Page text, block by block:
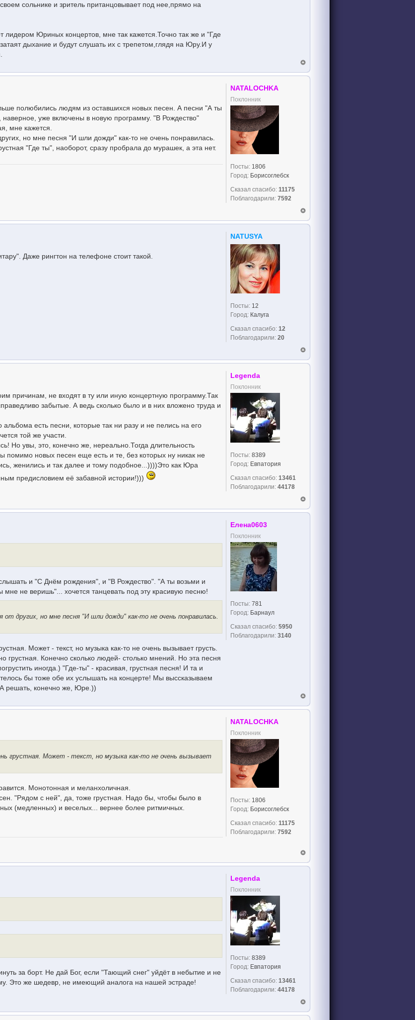
сольнике и зритель пританцовывает под нее,прямо на
Юриных концертов, мне так кажется.Точно так же и "Где
дыхание и будут слушать их с трепетом,глядя на Юру.И у
полюбились людям из оставшихся новых песен. А песни "А ты
уже включены в новую программу. "В Рождество"
мне кажется.
но мне песня "И шли дожди" как-то не очень понравилась.
"Где ты", наоборот, сразу пробрала до мурашек, а эта нет.
NATALOCHKA
Поклонник
Посты: 1806
Город: Борисоглебск
Сказал спасибо: 11175
Поблагодарили: 7592
Даже рингтон на телефоне стоит такой.
NATUSYA
Посты: 12
Город: Калуга
Сказал спасибо: 12
Поблагодарили: 20
причинам, не входят в ту или иную концертную программу.Так
забытые. А ведь сколько было и в них вложено труда и
есть песни, которые так ни разу и не пелись на его
той же участи.
Но увы, это, конечно же, нереально.Тогда длительность
помимо новых песен еще есть и те, без которых ну никак не
женились и так далее и тому подобное...))))Это как Юра
предисловием её забавной истории!)))
Legenda
Поклонник
Посты: 8389
Город: Евпатория
Сказал спасибо: 13461
Поблагодарили: 44178
и "С Днём рождения", и "В Рождество". "А ты возьми и
мне не веришь"... хочется танцевать под эту красивую песню!
других, но мне песня "И шли дожди" как-то не очень понравилась.
Может - текст, но музыка как-то не очень вызывает грусть.
грустная. Конечно сколько людей- столько мнений. Но эта песня
иногда.) "Где-ты" - красивая, грустная песня! И та и
бы тоже обе их услышать на концерте! Мы выссказываем
решать, конечно же, Юре.))
Елена0603
Поклонник
Посты: 781
Город: Барнаул
Сказал спасибо: 5950
Поблагодарили: 3140
грустная. Может - текст, но музыка как-то не очень вызывает
Монотонная и меланхоличная.
"Рядом с ней", да, тоже грустная. Надо бы, чтобы было в
(медленных) и веселых... вернее более ритмичных.
NATALOCHKA
Поклонник
Посты: 1806
Город: Борисоглебск
Сказал спасибо: 11175
Поблагодарили: 7592
за борт. Не дай Бог, если "Тающий снег" уйдёт в небытие и не
Это же шедевр, не имеющий аналога на нашей эстраде!
Legenda
Поклонник
Посты: 8389
Город: Евпатория
Сказал спасибо: 13461
Поблагодарили: 44178